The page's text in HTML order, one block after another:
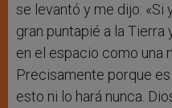
se levantó y me dijo: «Si
gran puntapié a la
en el espacio como una
Precisamente porque
esto ni lo hará nunca.